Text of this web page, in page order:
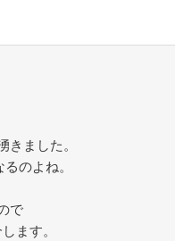
ました。
のよね。
で
ます。